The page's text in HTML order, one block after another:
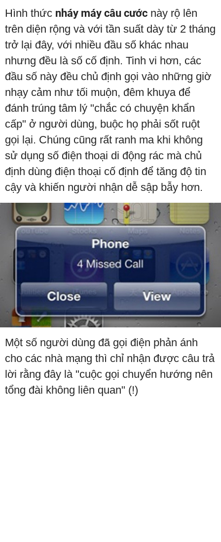
Hình thức nháy máy câu cước này rộ lên
trên diện rộng và với tần suất dày từ 2 tháng
trở lại đây, với nhiều đầu số khác nhau
nhưng đều là số cố định. Tinh vi hơn, các
đầu số này đều chủ định gọi vào những giờ
nhạy cảm như tối muộn, đêm khuya để
đánh trúng tâm lý "chắc có chuyện khẩn
cấp" ở người dùng, buộc họ phải sốt ruột
gọi lại. Chúng cũng rất ranh ma khi không
sử dụng số điện thoại di động rác mà chủ
định dùng điện thoại cố định để tăng độ tin
cậy và khiến người nhận dễ sập bẫy hơn.
Một số người dùng đã gọi điện phản ánh
cho các nhà mạng thì chỉ nhận được câu trả
lời rằng đây là "cuộc gọi chuyển hướng nên
tổng đài không liên quan" (!)